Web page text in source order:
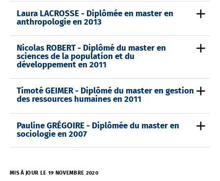
Laura LACROSSE - Diplômée en master en
anthropologie en 2013
Nicolas ROBERT - Diplômé du master en
sciences de la population et du
développement en 2011
Timoté GEIMER - Diplômé du master en gestion
des ressources humaines en 2011
Pauline GRÉGOIRE - Diplômée du master en
sociologie en 2007
MIS À JOUR LE 19 NOVEMBRE 2020